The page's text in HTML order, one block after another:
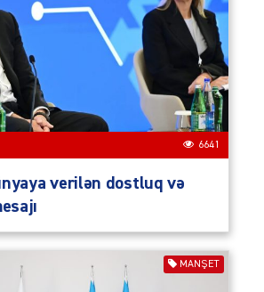
6641
verilən dostluq və
MANŞET